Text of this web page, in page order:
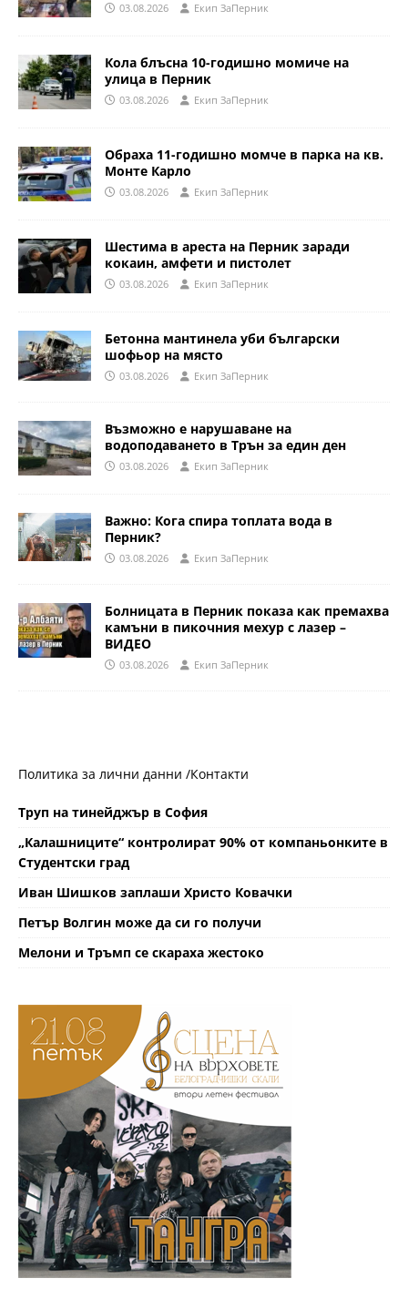
03.08.2026 Eкип ЗаПерник
Кола блъсна 10-годишно момиче на
улица в Перник
03.08.2026 Eкип ЗаПерник
Обраха 11-годишно момче в парка на кв.
Монте Карло
03.08.2026 Eкип ЗаПерник
Шестима в ареста на Перник заради
кокаин, амфети и пистолет
03.08.2026 Eкип ЗаПерник
Бетонна мантинела уби български
шофьор на място
03.08.2026 Eкип ЗаПерник
Възможно е нарушаване на
водоподаването в Трън за един ден
03.08.2026 Eкип ЗаПерник
Важно: Кога спира топлата вода в
Перник?
03.08.2026 Eкип ЗаПерник
Болницата в Перник показа как премахва
камъни в пикочния мехур с лазер –
ВИДЕО
03.08.2026 Eкип ЗаПерник
Политика за лични данни /Контакти
Труп на тинейджър в София
„Калашниците“ контролират 90% от компаньонките в
Студентски град
Иван Шишков заплаши Христо Ковачки
Петър Волгин може да си го получи
Мелони и Тръмп се скараха жестоко